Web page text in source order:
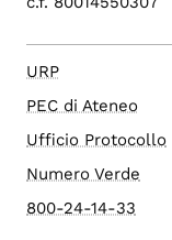
URP
PEC di Ateneo
Ufficio Protocollo
Numero Verde
800-24-14-33